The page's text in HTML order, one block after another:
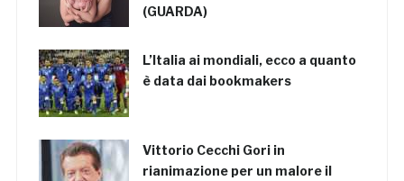
(GUARDA)
L’Italia ai mondiali, ecco a quanto
è data dai bookmakers
Vittorio Cecchi Gori in
rianimazione per un malore il